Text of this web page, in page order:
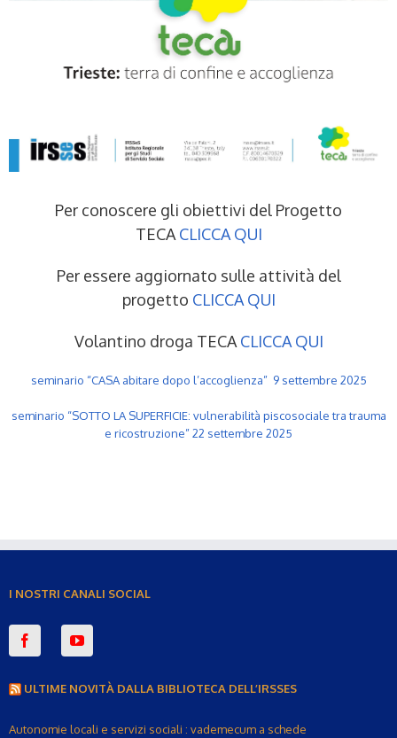
Per conoscere gli obiettivi del Progetto
TECA CLICCA QUI
Per essere aggiornato sulle attività del
progetto CLICCA QUI
Volantino droga TECA CLICCA QUI
seminario “CASA abitare dopo l’accoglienza” 9 settembre 2025
seminario “SOTTO LA SUPERFICIE: vulnerabilità piscosociale tra trauma
e ricostruzione” 22 settembre 2025
I NOSTRI CANALI SOCIAL
ULTIME NOVITÀ DALLA BIBLIOTECA DELL’IRSSES
Autonomie locali e servizi sociali : vademecum a schede